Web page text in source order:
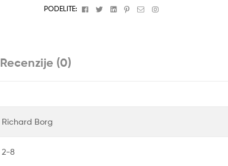
PODELITE:
FacebookTwitterLinkedinPinterest
EmailInstagram
Recenzije (0)
Richard Borg
2-8